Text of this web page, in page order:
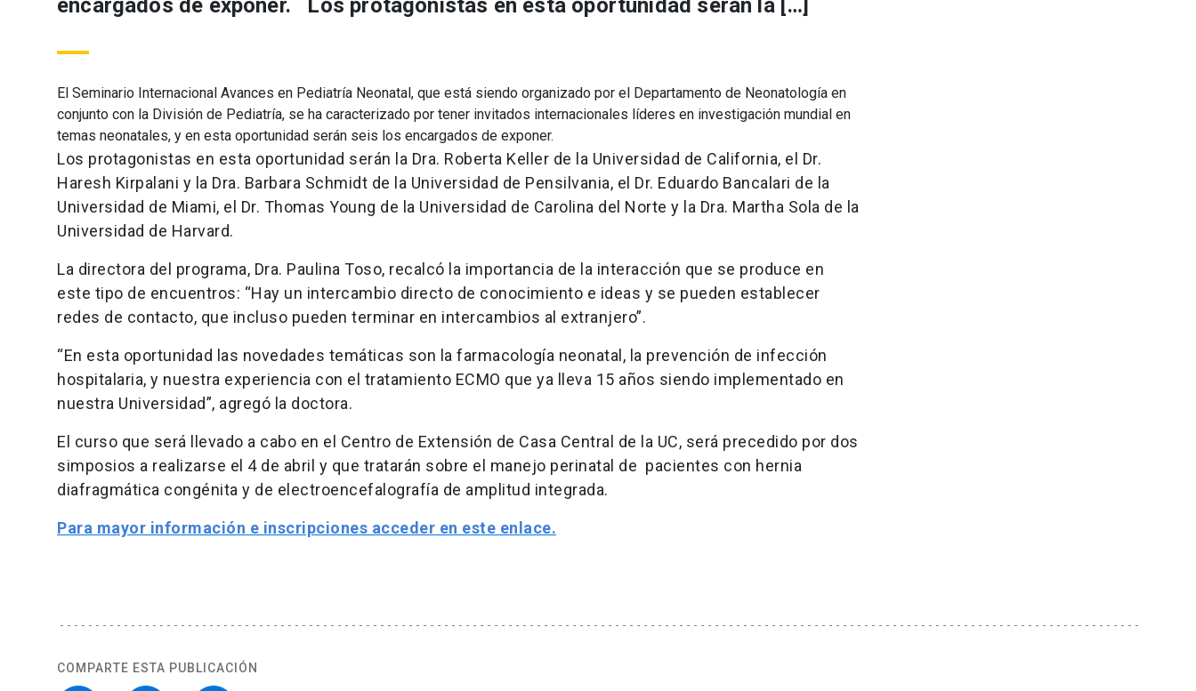
El Seminario Internacional Avances en Pediatría Neonatal, que está siendo organizado por el Departamento de Neonatología en
conjunto con la División de Pediatría, se ha caracterizado por tener invitados internacionales líderes en investigación mundial en
temas neonatales, y en esta oportunidad serán seis los encargados de exponer.
Los protagonistas en esta oportunidad serán la Dra. Roberta Keller de la Universidad de California, el Dr.
Haresh Kirpalani y la Dra. Barbara Schmidt de la Universidad de Pensilvania, el Dr. Eduardo Bancalari de la
Universidad de Miami, el Dr. Thomas Young de la Universidad de Carolina del Norte y la Dra. Martha Sola de la
Universidad de Harvard.
La directora del programa, Dra. Paulina Toso, recalcó la importancia de la interacción que se produce en
este tipo de encuentros: “Hay un intercambio directo de conocimiento e ideas y se pueden establecer
redes de contacto, que incluso pueden terminar en intercambios al extranjero”.
“En esta oportunidad las novedades temáticas son la farmacología neonatal, la prevención de infección
hospitalaria, y nuestra experiencia con el tratamiento ECMO que ya lleva 15 años siendo implementado en
nuestra Universidad”, agregó la doctora.
El curso que será llevado a cabo en el Centro de Extensión de Casa Central de la UC, será precedido por dos
simposios a realizarse el 4 de abril y que tratarán sobre el manejo perinatal de pacientes con hernia
diafragmática congénita y de electroencefalografía de amplitud integrada.
Para mayor información e inscripciones acceder en este enlace.
COMPARTE ESTA PUBLICACIÓN